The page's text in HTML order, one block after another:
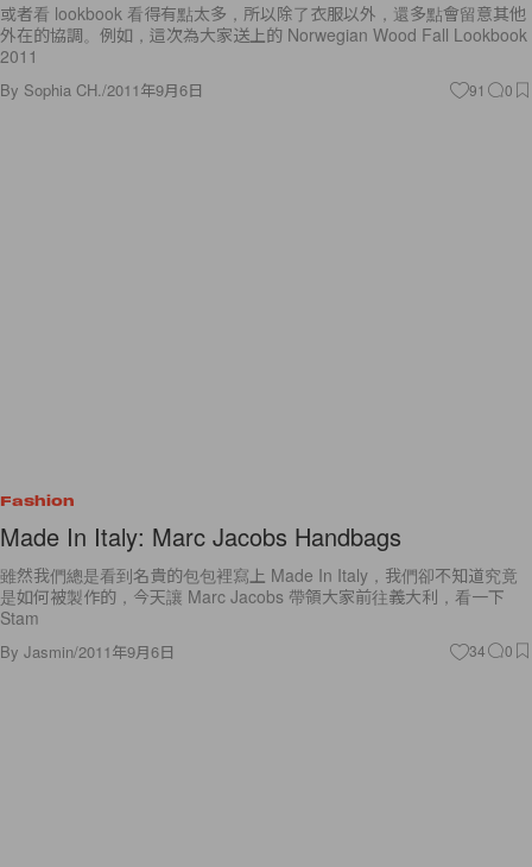
或者看 lookbook 看得有點太多，所以除了衣服以外，還多點會留意其他
外在的協調。例如，這次為大家送上的 Norwegian Wood Fall Lookbook
2011
By Sophia CH./2011年9月6日 91 0
Fashion
Made In Italy: Marc Jacobs Handbags
雖然我們總是看到名貴的包包裡寫上 Made In Italy，我們卻不知道究竟
是如何被製作的，今天讓 Marc Jacobs 帶領大家前往義大利，看一下
Stam
By Jasmin/2011年9月6日 34 0